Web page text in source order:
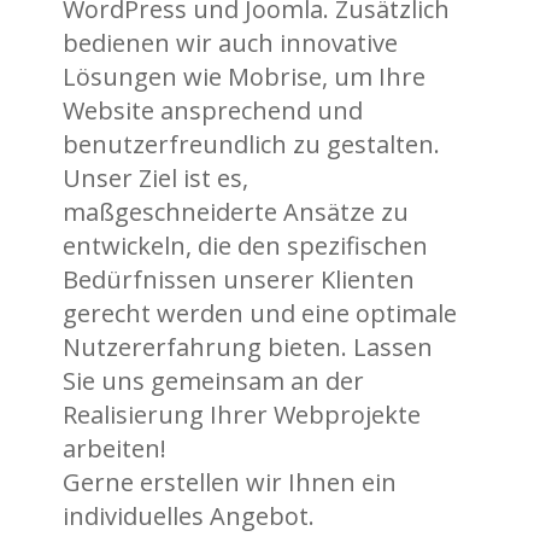
WordPress und Joomla. Zusätzlich
bedienen wir auch innovative
Lösungen wie Mobrise, um Ihre
Website ansprechend und
benutzerfreundlich zu gestalten.
Unser Ziel ist es,
maßgeschneiderte Ansätze zu
entwickeln, die den spezifischen
Bedürfnissen unserer Klienten
gerecht werden und eine optimale
Nutzererfahrung bieten. Lassen
Sie uns gemeinsam an der
Realisierung Ihrer Webprojekte
arbeiten!
Gerne erstellen wir Ihnen ein
individuelles Angebot.